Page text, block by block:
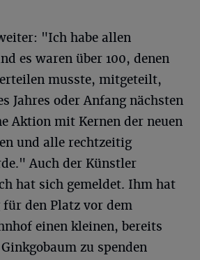
"Ich habe allen
es waren über 100, denen
musste, mitgeteilt,
Jahres oder Anfang nächsten
Aktion mit Kernen der neuen
und alle rechtzeitig
Auch der Künstler
hat sich gemeldet. Ihm hat
den Platz vor dem
einen kleinen, bereits
zu spenden